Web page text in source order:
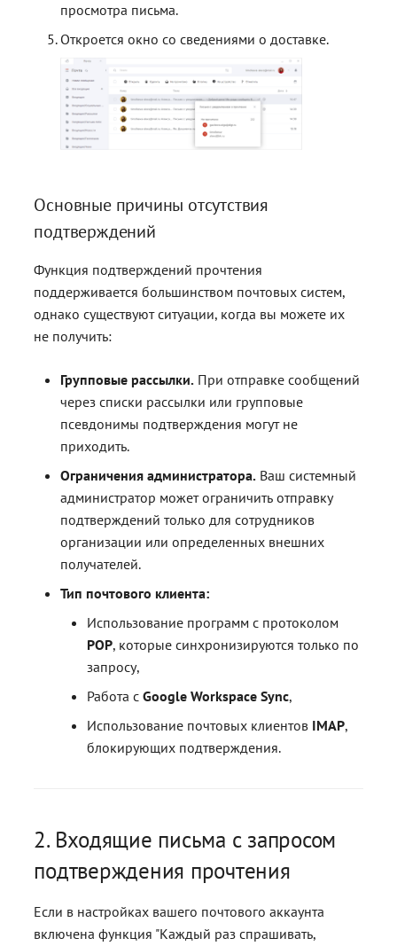
просмотра письма.
Откроется окно со сведениями о доставке.
Основные причины отсутствия
подтверждений
Функция подтверждений прочтения
поддерживается большинством почтовых систем,
однако существуют ситуации, когда вы можете их
не получить:
Групповые рассылки. При отправке сообщений
через списки рассылки или групповые
псевдонимы подтверждения могут не
приходить.
Ограничения администратора. Ваш системный
администратор может ограничить отправку
подтверждений только для сотрудников
организации или определенных внешних
получателей.
Тип почтового клиента:
Использование программ с протоколом
POP, которые синхронизируются только по
запросу,
Работа сGoogle Workspace Sync,
Использование почтовых клиентов IMAP,
блокирующих подтверждения.
2. Входящие письма с запросом
подтверждения прочтения
Если в настройках вашего почтового аккаунта
включена функция "Каждый раз спрашивать,